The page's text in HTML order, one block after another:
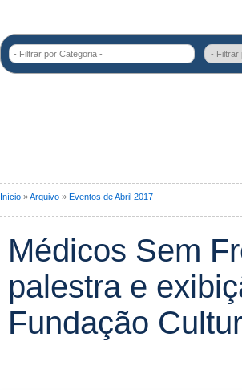
- Filtrar por Categoria -
Início »Arquivo » Eventos de Abril 2017
Médicos Sem
palestra e
Fundação